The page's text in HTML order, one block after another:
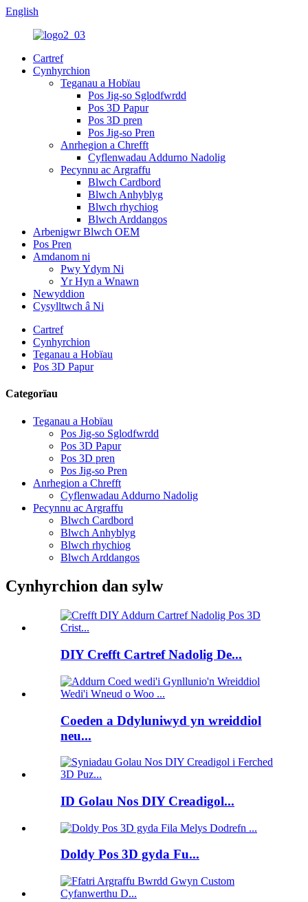
English
Cartref
Cynhyrchion
Teganau a Hobïau
Pos Jig-so Sglodfwrdd
Pos 3D Papur
Pos 3D pren
Pos Jig-so Pren
Anrhegion a Chrefft
Cyflenwadau Addurno Nadolig
Pecynnu ac Argraffu
Blwch Cardbord
Blwch Anhyblyg
Blwch rhychiog
Blwch Arddangos
Arbenigwr Blwch OEM
Pos Pren
Amdanom ni
Pwy Ydym Ni
Yr Hyn a Wnawn
Newyddion
Cysylltwch â Ni
Cartref
Cynhyrchion
Teganau a Hobïau
Pos 3D Papur
Categorïau
Teganau a Hobïau
Pos Jig-so Sglodfwrdd
Pos 3D Papur
Pos 3D pren
Pos Jig-so Pren
Anrhegion a Chrefft
Cyflenwadau Addurno Nadolig
Pecynnu ac Argraffu
Blwch Cardbord
Blwch Anhyblyg
Blwch rhychiog
Blwch Arddangos
Cynhyrchion dan sylw
DIY Crefft Cartref Nadolig De...
Coeden a Ddyluniwyd yn wreiddiol
neu...
ID Golau Nos DIY Creadigol...
Doldy Pos 3D gyda Fu...